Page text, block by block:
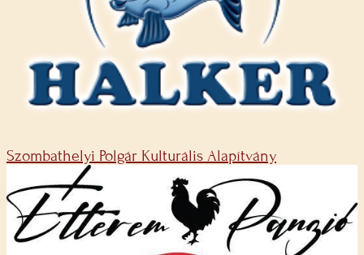
Szombathelyi Polgár Kulturális Alapítvány